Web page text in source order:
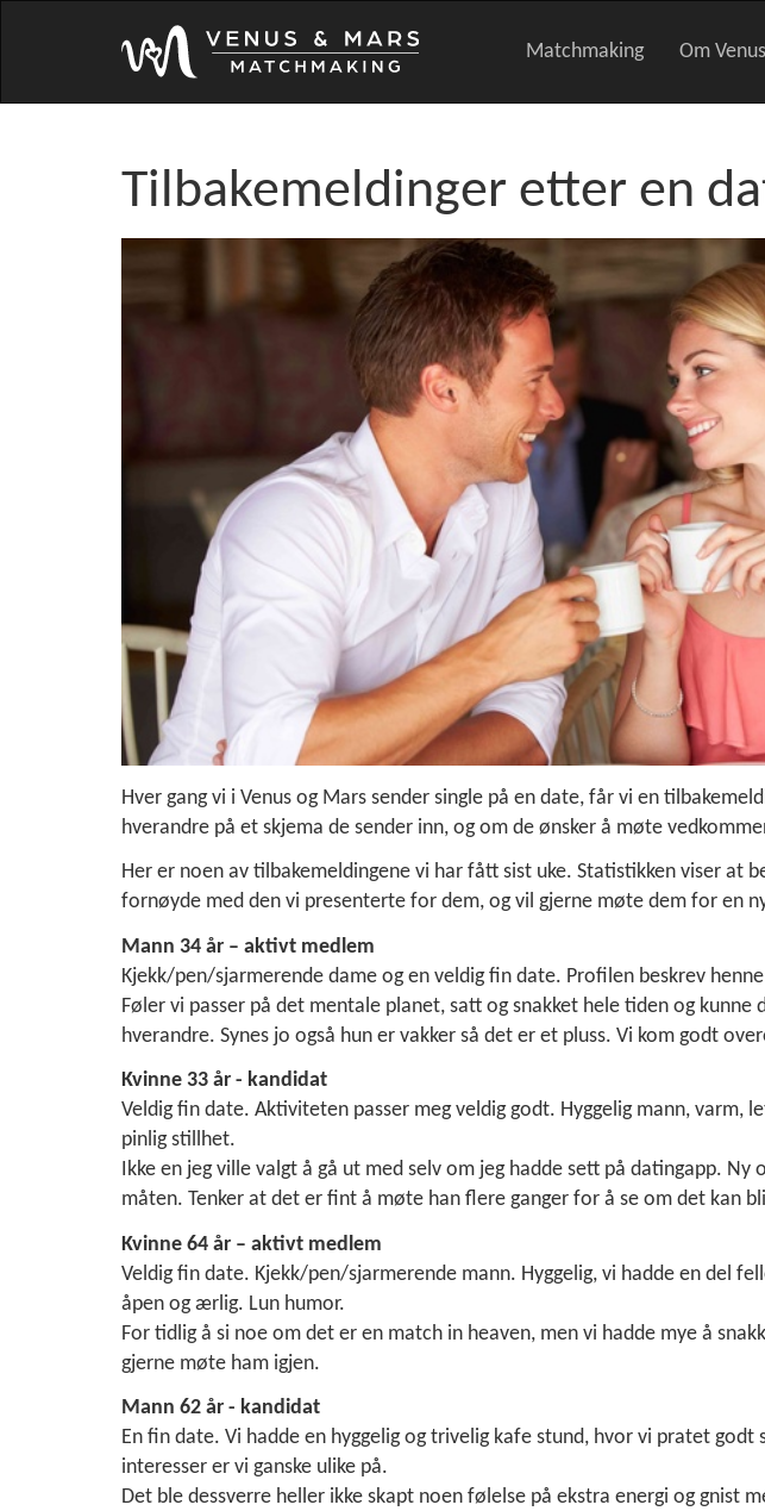
Matchmaking Om
Tilbakemeldinger etter en
Hver gang vi i Venus og Mars sender single på en date, får vi en
hverandre på et skjema de sender inn, og om de ønsker å møte
Her er noen av tilbakemeldingene vi har fått sist uke. Statistikken viser at
fornøyde med den vi presenterte for dem, og vil gjerne møte dem for en
Mann 34 år – aktivt medlem
Kjekk/pen/sjarmerende dame og en veldig fin date. Profilen beskrev
Føler vi passer på det mentale planet, satt og snakket hele tiden og
hverandre. Synes jo også hun er vakker så det er et pluss. Vi kom godt
Kvinne 33 år - kandidat
Veldig fin date. Aktiviteten passer meg veldig godt. Hyggelig mann, varm,
pinlig stillhet.
Ikke en jeg ville valgt å gå ut med selv om jeg hadde sett på datingapp. Ny
måten. Tenker at det er fint å møte han flere ganger for å se om det kan
Kvinne 64 år – aktivt medlem
Veldig fin date. Kjekk/pen/sjarmerende mann. Hyggelig, vi hadde en del
åpen og ærlig. Lun humor.
For tidlig å si noe om det er en match in heaven, men vi hadde mye å
gjerne møte ham igjen.
Mann 62 år - kandidat
En fin date. Vi hadde en hyggelig og trivelig kafe stund, hvor vi pratet
interesser er vi ganske ulike på.
Det ble dessverre heller ikke skapt noen følelse på ekstra energi og gnist